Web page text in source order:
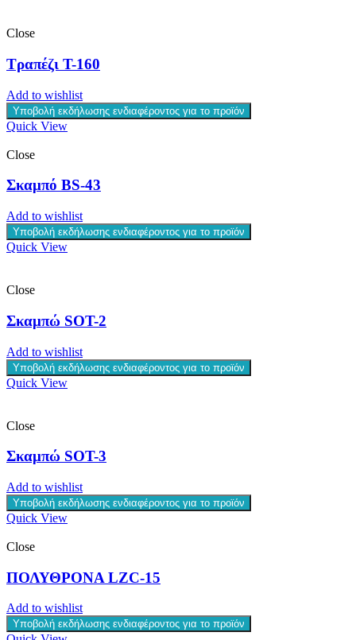
Close
Τραπέζι T-160
Add to wishlist
Υποβολή εκδήλωσης ενδιαφέροντος για το προϊόν
Quick View
Close
Σκαμπό BS-43
Add to wishlist
Υποβολή εκδήλωσης ενδιαφέροντος για το προϊόν
Quick View
Close
Σκαμπώ SOT-2
Add to wishlist
Υποβολή εκδήλωσης ενδιαφέροντος για το προϊόν
Quick View
Close
Σκαμπώ SOT-3
Add to wishlist
Υποβολή εκδήλωσης ενδιαφέροντος για το προϊόν
Quick View
Close
ΠΟΛΥΘΡΟΝΑ LZC-15
Add to wishlist
Υποβολή εκδήλωσης ενδιαφέροντος για το προϊόν